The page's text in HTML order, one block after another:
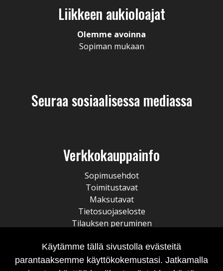
Liikkeen aukioloajat
Olemme avoinna
Sopiman mukaan
Seuraa sosiaalisessa mediassa
Verkkokauppainfo
Sopimusehdot
Toimitustavat
Maksutavat
Tietosuojaseloste
Tilauksen peruminen
Käytämme tällä sivustolla evästeitä
parantaaksemme käyttökokemustasi. Jatkamalla